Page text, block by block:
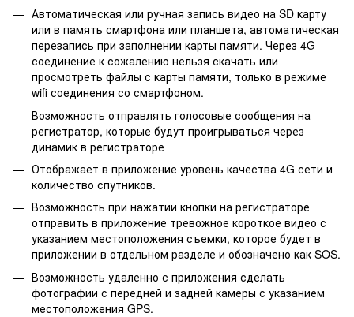
Автоматическая или ручная запись видео на SD карту
или в память смартфона или планшета, автоматическая
перезапись при заполнении карты памяти. Через 4G
соединение к сожалению нельзя скачать или
просмотреть файлы с карты памяти, только в режиме
wifi соединения со смартфоном.
Возможность отправлять голосовые сообщения на
регистратор, которые будут проигрываться через
динамик в регистраторе
Отображает в приложение уровень качества 4G сети и
количество спутников.
Возможность при нажатии кнопки на регистраторе
отправить в приложение тревожное короткое видео с
указанием местоположения съемки, которое будет в
приложении в отдельном разделе и обозначено как SOS.
Возможность удаленно с приложения сделать
фотографии с передней и задней камеры с указанием
местоположения GPS.